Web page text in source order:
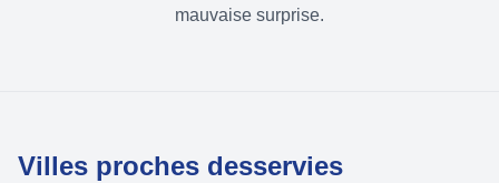
mauvaise surprise.
Villes proches desservies